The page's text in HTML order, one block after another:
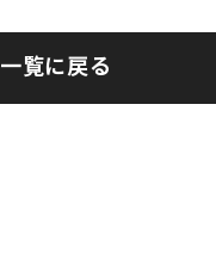
一覧に戻る